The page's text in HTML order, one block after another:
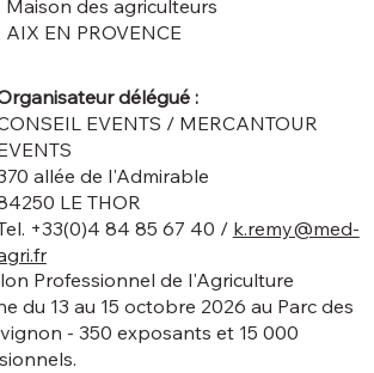
Professionnel de l'Agriculture
du 13 au 15 octobre 2026 au Parc des
- 350 exposants et 15 000
délégué :
EVENTS / MERCANTOUR
allée de l'Admirable
LE THOR
+33(0)4 84 85 67 40 / k.remy@med-
Maison des agriculteurs
AIX EN PROVENCE